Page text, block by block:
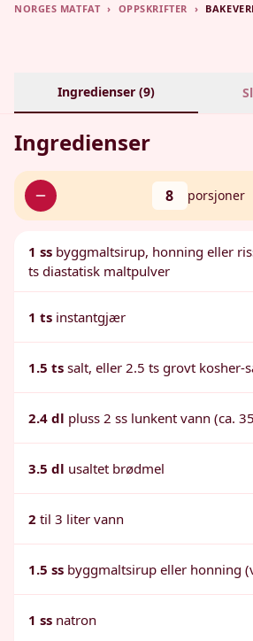
NORGES MATFAT › OPPSKRIFTER ›
Ingredienser (9)
Ingredienser
8 porsjoner
1 ss byggmaltsirup, honning eller
ts diastatisk maltpulver
1 ts instantgjær
1.5 ts salt, eller 2.5 ts grovt kosher-
2.4 dl pluss 2 ss lunkent vann (ca.
3.5 dl usaltet brødmel
2 til 3 liter vann
1.5 ss byggmaltsirup eller honning
1 ss natron